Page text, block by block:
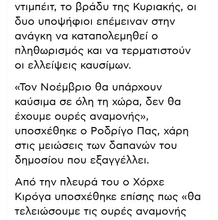
ντιμπέιτ, το βράδυ της Κυριακής, οι
δυο υποψήφιοι επέμειναν στην
ανάγκη να καταπολεμηθεί ο
πληθωρισμός και να τερματιστούν
οι ελλείψεις καυσίμων.
«Τον Νοέμβριο θα υπάρχουν
καύσιμα σε όλη τη χώρα, δεν θα
έχουμε ουρές αναμονής»,
υποσχέθηκε ο Ροδρίγο Πας, χάρη
στις μειώσεις των δαπανών του
δημοσίου που εξαγγέλλει.
Από την πλευρά του ο Χόρχε
Κιρόγα υποσχέθηκε επίσης πως «θα
τελειώσουμε τις ουρές αναμονής